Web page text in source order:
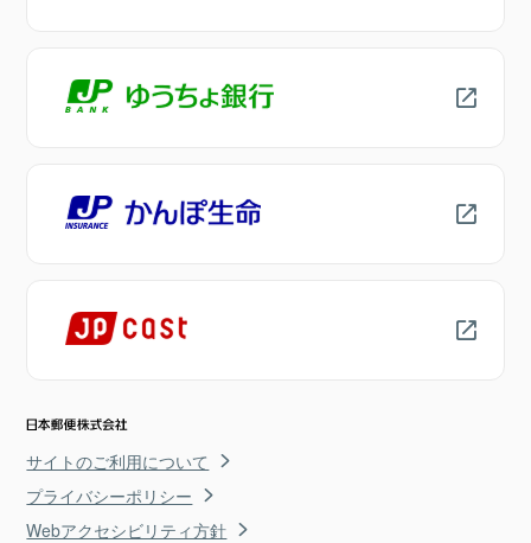
サイトのご利用について
プライバシーポリシー
Webアクセシビリティ方針